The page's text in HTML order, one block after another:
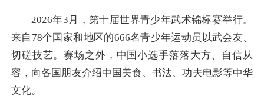
2026年3月，第十届世界青少年武术锦标赛举行。
来自78个国家和地区的666名青少年运动员以武会友、
切磋技艺。赛场之外，中国小选手落落大方、自信从
容，向各国朋友介绍中国美食、书法、功夫电影等中华
文化。